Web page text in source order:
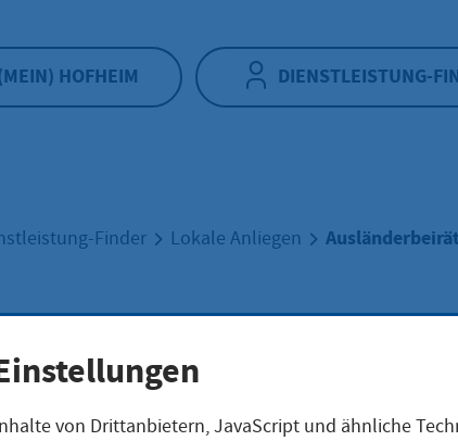
HOFHEIM DIENSTLEISTUNG-
Finder Lokale Anliegen
von Drittanbietern, JavaScript und ähnliche